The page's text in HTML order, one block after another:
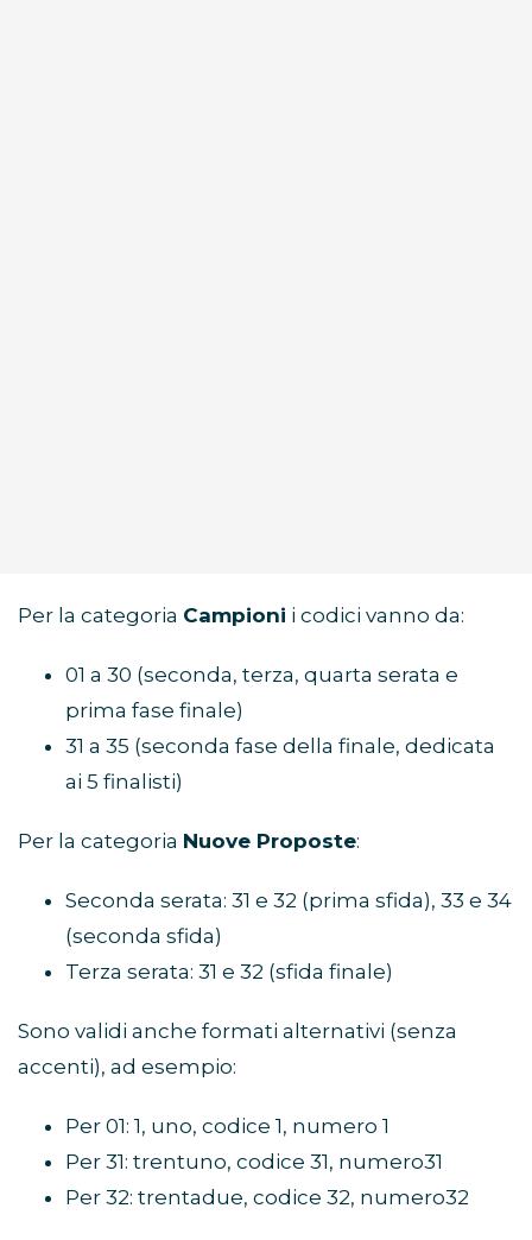
Per la categoria Campioni i codici vanno da:
01 a 30 (seconda, terza, quarta serata e
prima fase finale)
31 a 35 (seconda fase della finale, dedicata
ai 5 finalisti)
Per la categoria Nuove Proposte:
Seconda serata: 31 e 32 (prima sfida), 33 e 34
(seconda sfida)
Terza serata: 31 e 32 (sfida finale)
Sono validi anche formati alternativi (senza
accenti), ad esempio:
Per 01: 1, uno, codice 1, numero 1
Per 31: trentuno, codice 31, numero31
Per 32: trentadue, codice 32, numero32